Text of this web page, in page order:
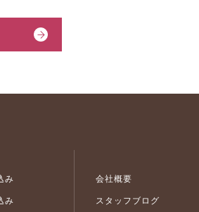
み
み
会社概要
スタッフブログ